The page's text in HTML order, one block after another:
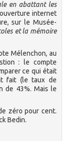
en abattant les
internet
sur le Musée-
et la mémoire
Mélenchon, au
: le compte
ce qui était
fait (le taux de
de 43%. Mais le
zéro pour cent.
Bedin.